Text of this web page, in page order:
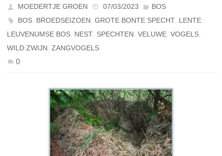
MOEDERTJE GROEN 07/03/2023
BOS
BOS, BROEDSEIZOEN,GROTE BONTE SPECHT, LENTE,
LEUVENUMSE BOS, NEST, SPECHTEN, VELUWE, VOGELS,
WILD ZWIJN, ZANGVOGELS
0